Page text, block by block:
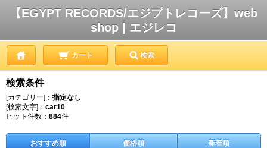
【EGYPT RECORDS/エジプトレコーズ】web
shop | エジレコ
カート 検索
検索条件
[カテゴリー]： 指定なし
[検索文字]： car10
ヒット件数： 884件
おすすめ順 価格順 新着順